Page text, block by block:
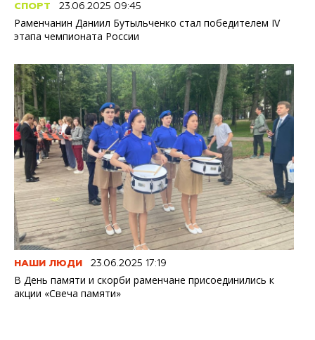
СПОРТ 23.06.2025 09:45
Раменчанин Даниил Бутыльченко стал победителем IV
этапа чемпионата России
НАШИ ЛЮДИ 23.06.2025 17:19
В День памяти и скорби раменчане присоединились к
акции «Свеча памяти»